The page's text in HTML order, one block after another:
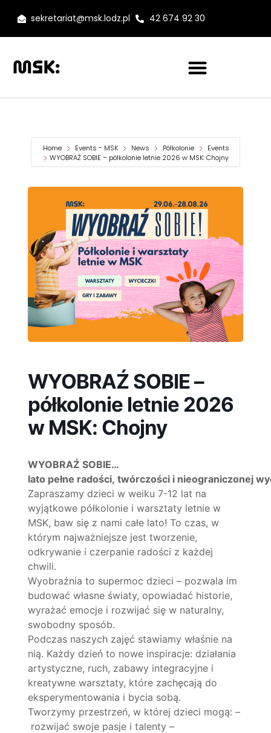
sekretariat@msk.lodz.pl 42 674 92 30
Home Events - MSK News Półkolonie
Events
WYOBRAŹ SOBIE – półkolonie letnie 2026 w MSK: Chojny
WYOBRAŹ SOBIE –
półkolonie letnie 2026
w MSK: Chojny
WYOBRAŹ SOBIE…
lato pełne radości, twórczości i nieograniczonej
Zapraszamy dzieci w weiku 7-12 lat na
wyjątkowe półkolonie i warsztaty letnie w
MSK, baw się z nami całe lato! To czas, w
którym najważniejsze jest tworzenie,
odkrywanie i czerpanie radości z każdej
chwili.
Wyobraźnia to supermoc dzieci – pozwala im
budować własne światy, opowiadać historie,
wyrażać emocje i rozwijać się w naturalny,
swobodny sposób.
Podczas naszych zajęć stawiamy właśnie na
nią. Każdy dzień to nowe inspiracje: działania
artystyczne, ruch, zabawy integracyjne i
kreatywne warsztaty, które zachęcają do
eksperymentowania i bycia sobą.
Tworzymy przestrzeń, w której dzieci mogą: –
rozwijać swoje pasje i talenty –